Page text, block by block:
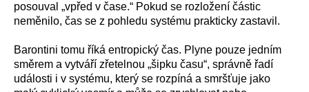
posouval „vpřed v čase.“ Pokud se rozložení částic
neměnilo, čas se z pohledu systému prakticky zastavil.
Barontini tomu říká entropický čas. Plyne pouze jedním
směrem a vytváří zřetelnou „šipku času“, správně řadí
události i v systému, který se rozpíná a smršťuje jako